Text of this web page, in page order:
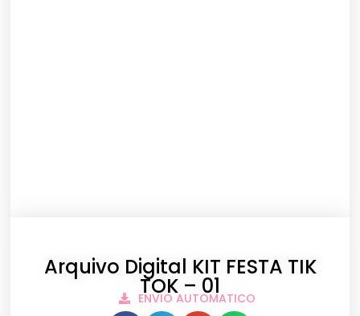
Arquivo Digital KIT FESTA TIK
TOK – 01
ENVIO AUTOMATICO